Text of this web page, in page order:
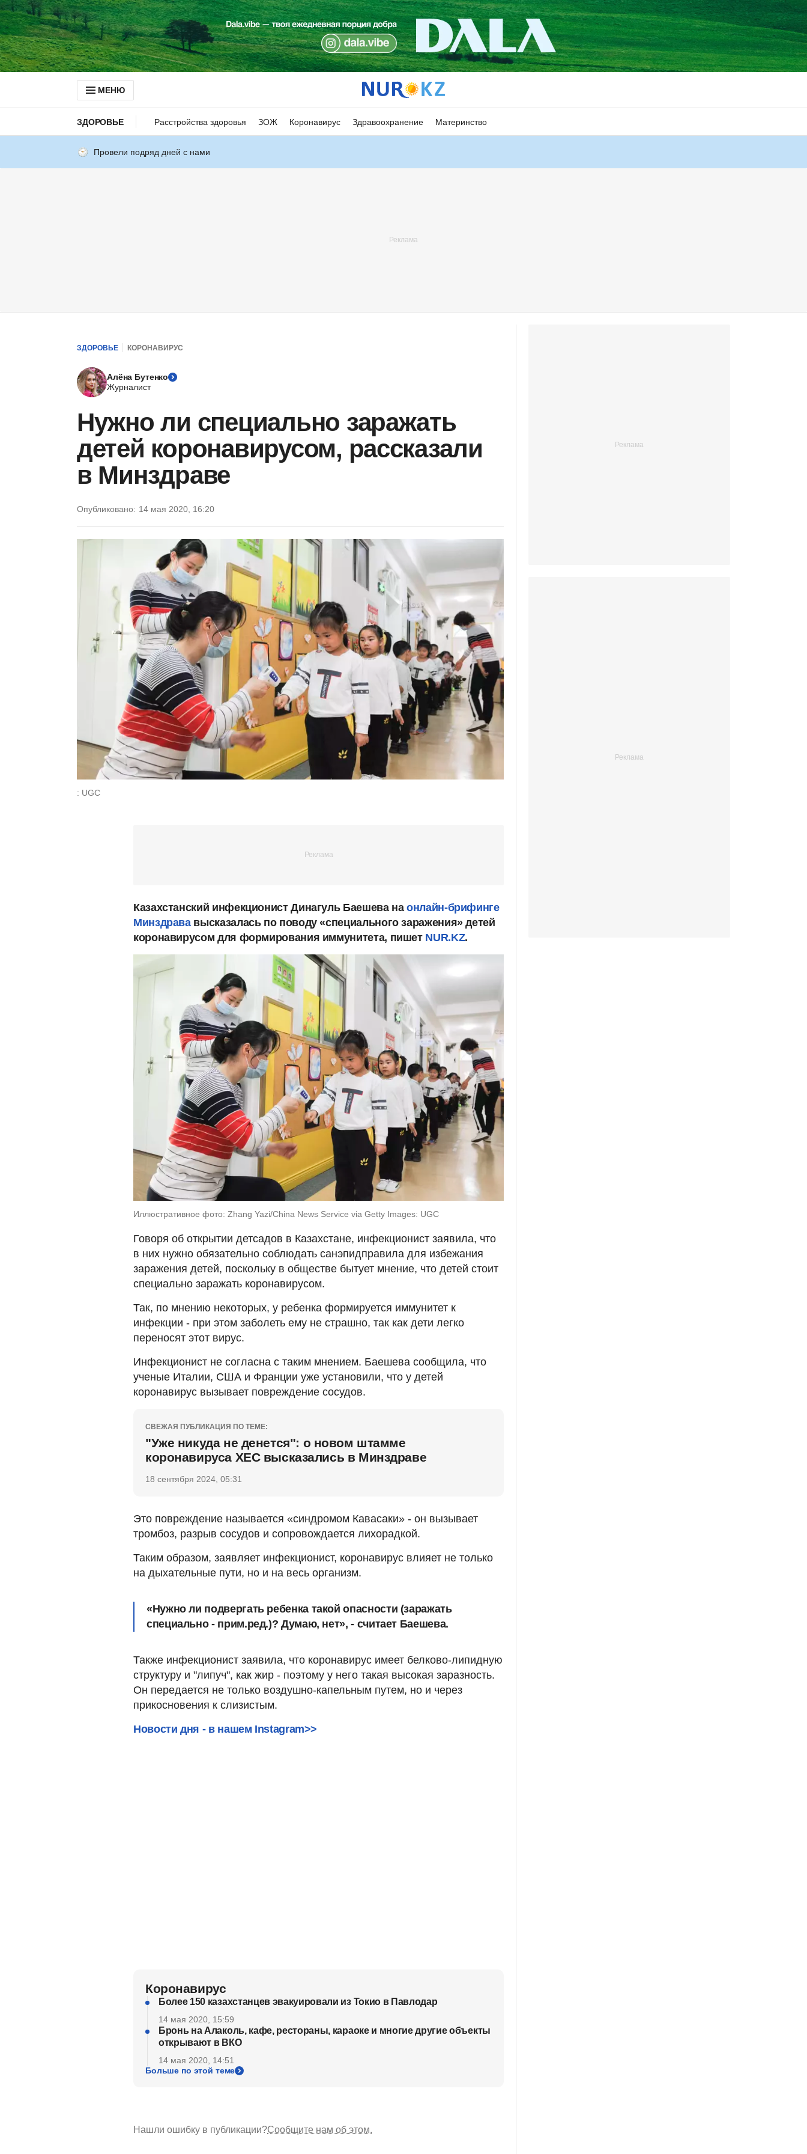
МЕНЮ
ЗДОРОВЬЕ Расстройства здоровья ЗОЖ Коронавирус Здравоохранение Материнство
Провели подряд дней с нами
ЗДОРОВЬЕ КОРОНАВИРУС
Алёна Бутенко
Журналист
Нужно ли специально заражать
детей коронавирусом, рассказали
в Минздраве
Опубликовано: 14 мая 2020, 16:20
: UGC
Казахстанский инфекционист Динагуль Баешева наонлайн-брифинге
Минздрававысказалась по поводу «специального заражения» детей
коронавирусом для формирования иммунитета, пишет NUR.KZ.
Иллюстративное фото: Zhang Yazi/China News Service via Getty Images: UGC
Говоря об открытии детсадов в Казахстане, инфекционист заявила, что
в них нужно обязательно соблюдать санэпидправила для избежания
заражения детей, поскольку в обществе бытует мнение, что детей стоит
специально заражать коронавирусом.
Так, по мнению некоторых, у ребенка формируется иммунитет к
инфекции - при этом заболеть ему не страшно, так как дети легко
переносят этот вирус.
Инфекционист не согласна с таким мнением. Баешева сообщила, что
ученые Италии, США и Франции уже установили, что у детей
коронавирус вызывает повреждение сосудов.
СВЕЖАЯ ПУБЛИКАЦИЯ ПО ТЕМЕ:
"Уже никуда не денется": о новом штамме
коронавируса ХЕС высказались в Минздраве
18 сентября 2024, 05:31
Это повреждение называется «синдромом Кавасаки» - он вызывает
тромбоз, разрыв сосудов и сопровождается лихорадкой.
Таким образом, заявляет инфекционист, коронавирус влияет не только
на дыхательные пути, но и на весь организм.
«Нужно ли подвергать ребенка такой опасности (заражать
специально - прим.ред.)? Думаю, нет», - считает Баешева.
Также инфекционист заявила, что коронавирус имеет белково-липидную
структуру и "липуч", как жир - поэтому у него такая высокая заразность.
Он передается не только воздушно-капельным путем, но и через
прикосновения к слизистым.
Новости дня - в нашем Instagram>>
Коронавирус
Более 150 казахстанцев эвакуировали из Токио в Павлодар
14 мая 2020, 15:59
Бронь на Алаколь, кафе, рестораны, караоке и многие другие объекты
открывают в ВКО
14 мая 2020, 14:51
Больше по этой теме
Нашли ошибку в публикации?Сообщите нам об этом.